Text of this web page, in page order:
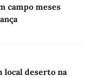
campo meses
local deserto na